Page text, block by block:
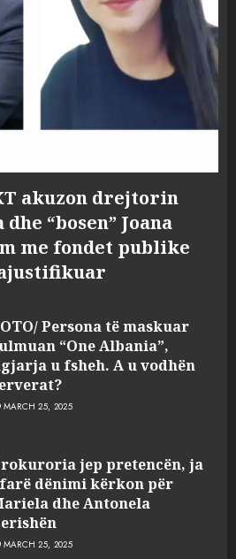
akuzon drejtorin
“bosen” Joana
me fondet publike
Persona të maskuar
“One Albania”,
u fsheh. A u vodhën
MARCH 25, 2025
jep pretencën, ja
dënimi kërkon për
dhe Antonela
MARCH 25, 2025